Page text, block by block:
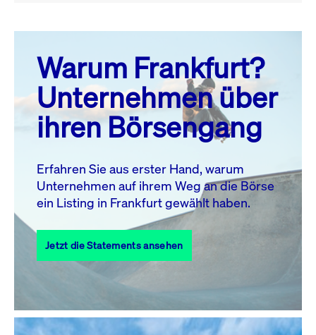
August 26
MO. DI. MI. DO. FR. SA. SO.
1
2
3
4 5 6 7 8
10 11 13 14
17
18 19 20 21 22
23
27 28
31
Alle Events
Warum Frankfurt?
Unternehmen über
ihren Börsengang
Erfahren Sie aus erster Hand, warum
Unternehmen auf ihrem Weg an die Börse
ein Listing in Frankfurt gewählt haben.
Jetzt die Statements ansehen